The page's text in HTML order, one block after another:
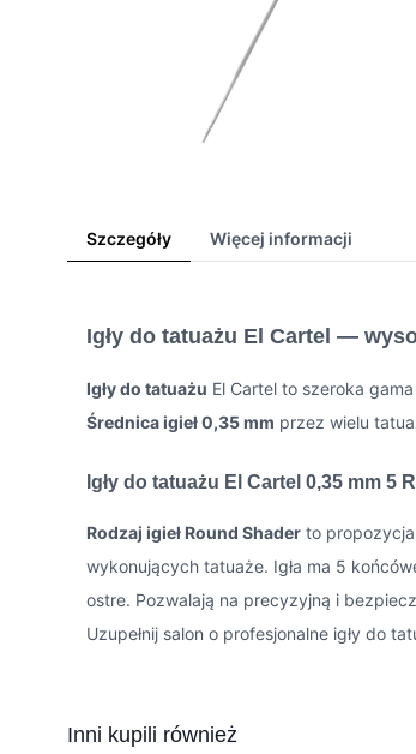
Szczegóły Więcej informacji
Igły do tatuażu El Cartel —
Igły do tatuażu El Cartel to szeroka
Średnica igieł 0,35 mm przez wielu
Igły do tatuażu El Cartel 0,35 mm 5
Rodzaj igieł Round Shader to propozycja
wykonujących tatuaże. Igła ma 5
ostre. Pozwalają na precyzyjną i
Uzupełnij salon o profesjonalne igły do
Press to skip carousel
Inni kupili również